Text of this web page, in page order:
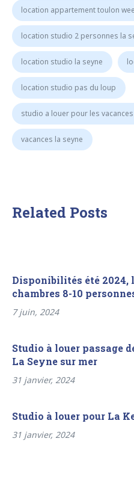
location appartement toulon
location studio 2 personnes la
location studio la seyne
location studio pas du loup
studio a louer pour les
vacances la seyne
Related Posts
Disponibilités été
chambres 8-10
7 juin, 2024
Studio à louer passage
La Seyne sur mer
31 janvier, 2024
Studio à louer pour La
31 janvier, 2024